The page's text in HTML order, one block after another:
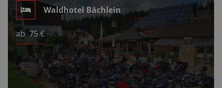
Waldhotel Bächlein
ab 75€